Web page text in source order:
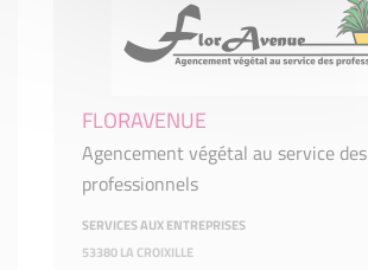
FLORAVENUE
Agencement végétal au service des
professionnels
SERVICES AUX ENTREPRISES
53380 LA CROIXILLE